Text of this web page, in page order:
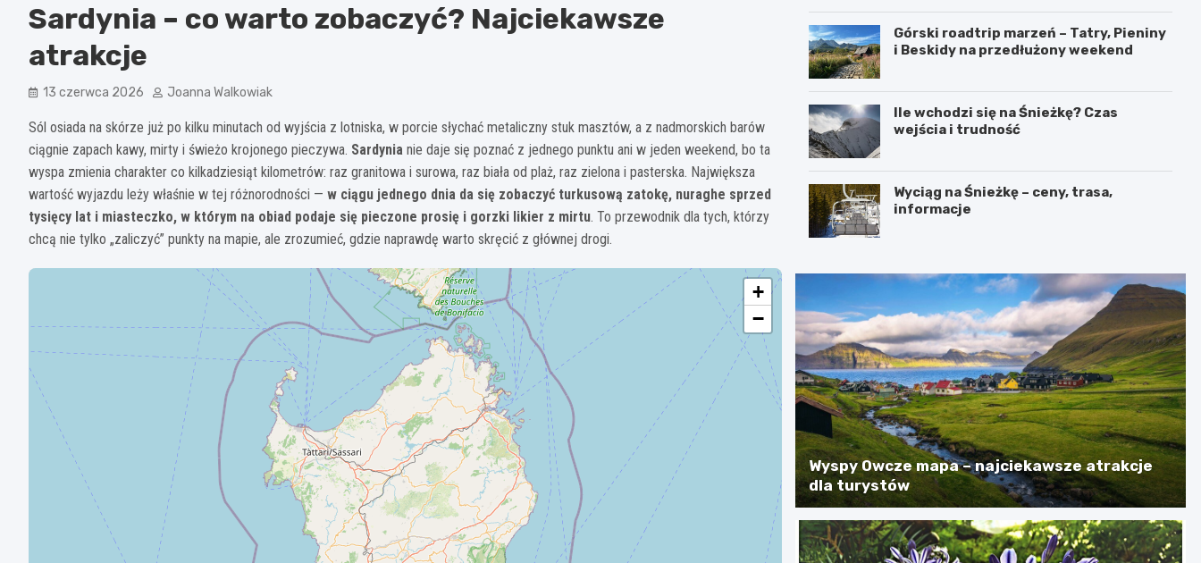
Sardynia – co warto zobaczyć? Najciekawsze
atrakcje
13 czerwca 2026 Joanna Walkowiak
Sól osiada na skórze już po kilku minutach od wyjścia z lotniska, w porcie słychać metaliczny stuk masztów, a z nadmorskich barów
ciągnie zapach kawy, mirty i świeżo krojonego pieczywa. Sardynia nie daje się poznać z jednego punktu ani w jeden weekend, bo ta
wyspa zmienia charakter co kilkadziesiąt kilometrów: raz granitowa i surowa, raz biała od plaż, raz zielona i pasterska. Największa
wartość wyjazdu leży właśnie w tej różnorodności — w ciągu jednego dnia da się zobaczyć turkusową zatokę, nuraghe sprzed
tysięcy lat i miasteczko, w którym na obiad podaje się pieczone prosię i gorzki likier z mirtu. To przewodnik dla tych, którzy
chcą nie tylko „zaliczyć” punkty na mapie, ale zrozumieć, gdzie naprawdę warto skręcić z głównej drogi.
+
−
Górski roadtrip marzeń – Tatry, Pieniny
i Beskidy na przedłużony weekend
Ile wchodzi się na Śnieżkę? Czas
wejścia i trudność
Wyciąg na Śnieżkę – ceny, trasa,
informacje
Wyspy Owcze mapa – najciekawsze atrakcje
dla turystów